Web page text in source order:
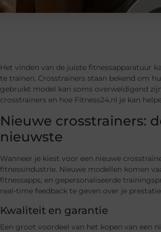
Het vinden van de juiste fitnessapparatuur
te trainen. Crosstrainers staan bekend om
gebruikt model kan soms overweldigend
crosstrainers en hoe Fitness24.nl je kan
Nieuwe crosstrainers:
nieuwste
Wanneer je kiest voor een nieuwe
fitnessindustrie. Nieuwe modellen komen
fitnessapps, en gepersonaliseerde
real-time feedback te geven over je
Kwaliteit en garantie
Een groot voordeel van het kopen van een